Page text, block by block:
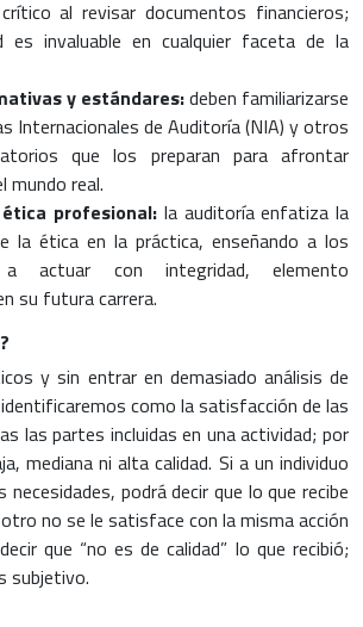
al revisar documentos financieros;
es invaluable en cualquier faceta de la
y estándares:deben familiarizarse
Internacionales de Auditoría (NIA) y otros
que los preparan para afrontar
mundo real.
profesional: la auditoría enfatiza la
la ética en la práctica, enseñando a los
a actuar con integridad, elemento
su futura carrera.
y sin entrar en demasiado análisis de
como la satisfacción de las
las partes incluidas en una actividad; por
mediana ni alta calidad. Si a un individuo
podrá decir que lo que recibe
otro no se le satisface con la misma acción
que “no es de calidad” lo que recibió;
subjetivo.